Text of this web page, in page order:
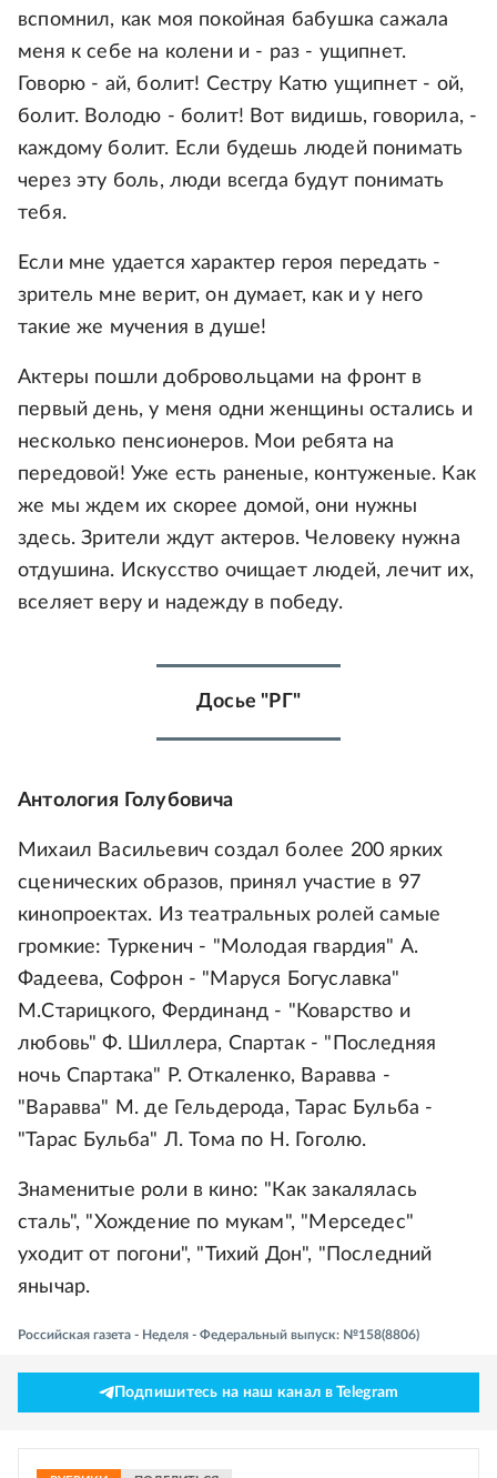
вспомнил, как моя покойная бабушка сажала
меня к себе на колени и - раз - ущипнет.
Говорю - ай, болит! Сестру Катю ущипнет - ой,
болит. Володю - болит! Вот видишь, говорила, -
каждому болит. Если будешь людей понимать
через эту боль, люди всегда будут понимать
тебя.
Если мне удается характер героя передать -
зритель мне верит, он думает, как и у него
такие же мучения в душе!
Актеры пошли добровольцами на фронт в
первый день, у меня одни женщины остались и
несколько пенсионеров. Мои ребята на
передовой! Уже есть раненые, контуженые. Как
же мы ждем их скорее домой, они нужны
здесь. Зрители ждут актеров. Человеку нужна
отдушина. Искусство очищает людей, лечит их,
вселяет веру и надежду в победу.
Досье "РГ"
Антология Голубовича
Михаил Васильевич создал более 200 ярких
сценических образов, принял участие в 97
кинопроектах. Из театральных ролей самые
громкие: Туркенич - "Молодая гвардия" А.
Фадеева, Софрон - "Маруся Богуславка"
М.Старицкого, Фердинанд - "Коварство и
любовь" Ф. Шиллера, Спартак - "Последняя
ночь Спартака" Р. Откаленко, Варавва -
"Варавва" М. де Гельдерода, Тарас Бульба -
"Тарас Бульба" Л. Тома по Н. Гоголю.
Знаменитые роли в кино: "Как закалялась
сталь", "Хождение по мукам", "Мерседес"
уходит от погони", "Тихий Дон", "Последний
янычар.
Российская газета - Неделя - Федеральный выпуск: №158(8806)
Подпишитесь на наш канал в Telegram